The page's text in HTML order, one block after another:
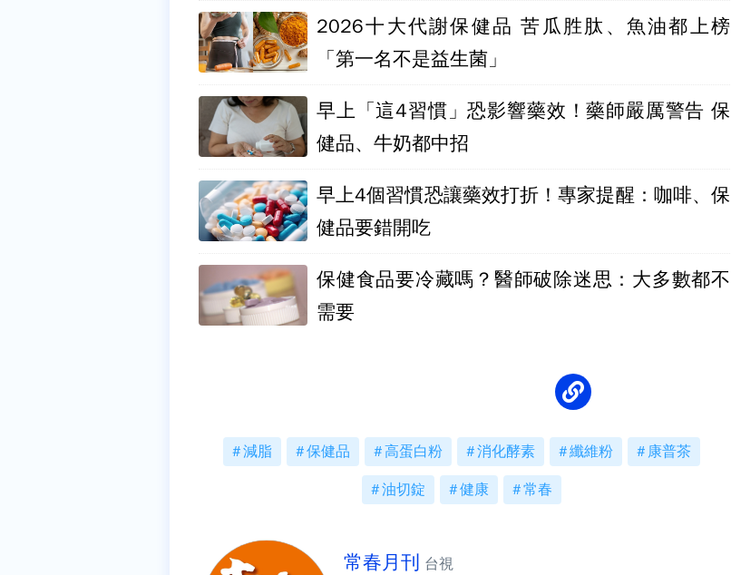
2026十大代謝保健品 苦瓜胜肽、魚油都上榜
「第一名不是益生菌」
早上「這4習慣」恐影響藥效！藥師嚴厲警告 保
健品、牛奶都中招
早上4個習慣恐讓藥效打折！專家提醒：咖啡、保
健品要錯開吃
保健食品要冷藏嗎？醫師破除迷思：大多數都不
需要
減脂 保健品 高蛋白粉 消化酵素 纖維粉 康普茶
油切錠 健康 常春
常春月刊 台視